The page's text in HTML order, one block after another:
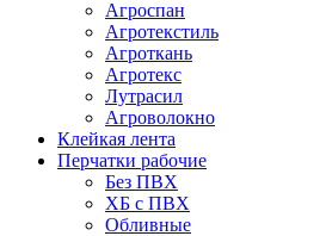
Агроспан
Агротекстиль
Агроткань
Агротекс
Лутрасил
Агроволокно
Клейкая лента
Перчатки рабочие
Без ПВХ
ХБ с ПВХ
Обливные